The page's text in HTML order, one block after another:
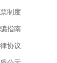
制度
指南
协议